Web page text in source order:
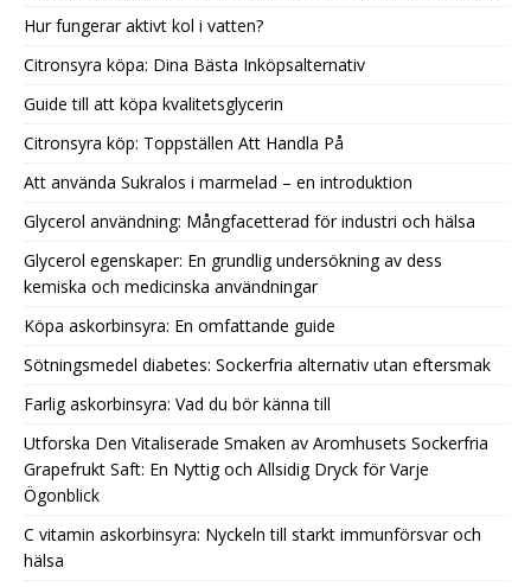
Hur fungerar aktivt kol i vatten?
Citronsyra köpa: Dina Bästa Inköpsalternativ
Guide till att köpa kvalitetsglycerin
Citronsyra köp: Toppställen Att Handla På
Att använda Sukralos i marmelad – en introduktion
Glycerol användning: Mångfacetterad för industri och hälsa
Glycerol egenskaper: En grundlig undersökning av dess
kemiska och medicinska användningar
Köpa askorbinsyra: En omfattande guide
Sötningsmedel diabetes: Sockerfria alternativ utan eftersmak
Farlig askorbinsyra: Vad du bör känna till
Utforska Den Vitaliserade Smaken av Aromhusets Sockerfria
Grapefrukt Saft: En Nyttig och Allsidig Dryck för Varje
Ögonblick
C vitamin askorbinsyra: Nyckeln till starkt immunförsvar och
hälsa